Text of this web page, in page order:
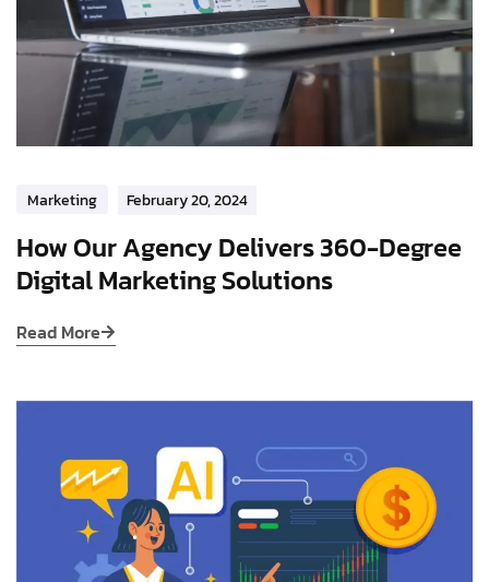
Marketing February 20, 2024
How Our Agency Delivers 360-Degree
Digital Marketing Solutions
Read More